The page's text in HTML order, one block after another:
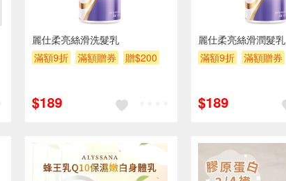
麗仕柔亮絲滑洗髮乳
滿額9折
滿額贈券 贈$200
$189
麗仕柔亮絲滑潤髮乳
滿額9折
滿額贈券
$189